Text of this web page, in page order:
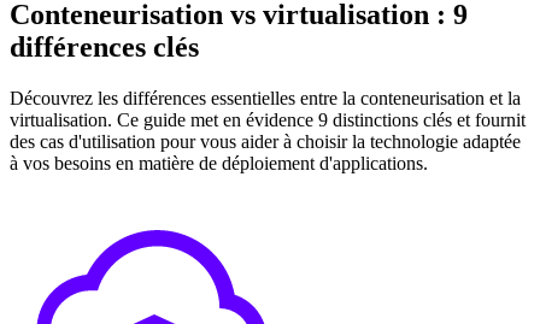
Conteneurisation vs virtualisation : 9
différences clés
Découvrez les différences essentielles entre la conteneurisation et la
virtualisation. Ce guide met en évidence 9 distinctions clés et fournit
des cas d'utilisation pour vous aider à choisir la technologie adaptée
à vos besoins en matière de déploiement d'applications.